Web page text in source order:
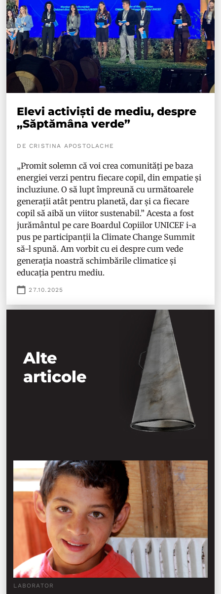
Elevi activiști de mediu, despre
„Săptămâna verde”
DE CRISTINA APOSTOLACHE
„Promit solemn că voi crea comunități pe baza
energiei verzi pentru fiecare copil, din empatie și
incluziune. O să lupt împreună cu următoarele
generații atât pentru planetă, dar și ca fiecare
copil să aibă un viitor sustenabil.” Acesta a fost
jurământul pe care Boardul Copiilor UNICEF i-a
pus pe participanții la Climate Change Summit
să-l spună. Am vorbit cu ei despre cum vede
generația noastră schimbările climatice și
educația pentru mediu.
27.10.2025
Alte
articole
LABORATOR